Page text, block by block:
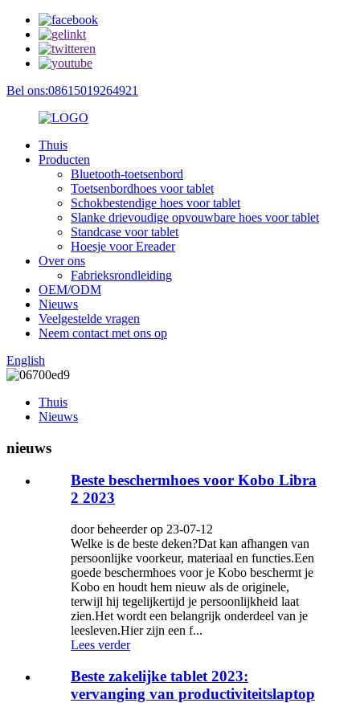
Bel ons:08615019264921
Thuis
Producten
Bluetooth-toetsenbord
Toetsenbordhoes voor tablet
Schokbestendige hoes voor tablet
Slanke drievoudige opvouwbare hoes voor tablet
Standcase voor tablet
Hoesje voor Ereader
Over ons
Fabrieksrondleiding
OEM/ODM
Nieuws
Veelgestelde vragen
Neem contact met ons op
English
Thuis
Nieuws
nieuws
Beste beschermhoes voor Kobo Libra
2 2023
door beheerder op 23-07-12
Welke is de beste deken?Dat kan afhangen van
persoonlijke voorkeur, materiaal en functies.Een
goede beschermhoes voor je Kobo beschermt je
Kobo en houdt hem nieuw als de originele,
terwijl hij tegelijkertijd je persoonlijkheid laat
zien.Het wordt een belangrijk onderdeel van je
leesleven.Hier zijn een f...
Lees verder
Beste zakelijke tablet 2023:
vervanging van productiviteitslaptop